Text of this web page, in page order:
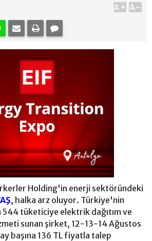
A+ A-
Holding'in enerji sektöründeki
, halka arz oluyor. Türkiye'nin
tüketiciye elektrik dağıtım ve
sunan şirket, 12-13-14 Ağustos
başına 136 TL fiyatla talep